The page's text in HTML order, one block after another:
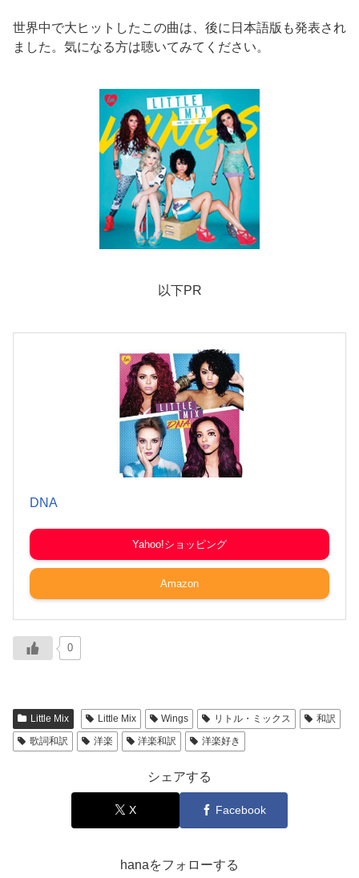
世界中で大ヒットしたこの曲は、後に日本語版も発表され
ました。気になる方は聴いてみてください。
以下PR
DNA
Yahoo!ショッピング
Amazon
0
Little Mix Little Mix Wings リトル・ミックス
和訳
歌詞和訳
洋楽 洋楽和訳 洋楽好き
シェアする
X Facebook
hanaをフォローする